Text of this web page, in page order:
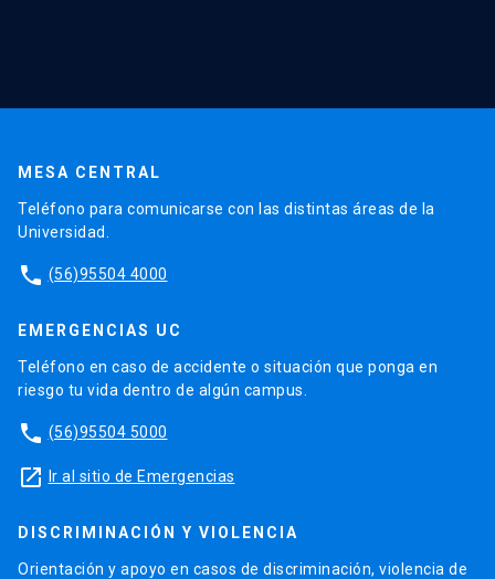
MESA CENTRAL
Teléfono para comunicarse con las distintas áreas de la
Universidad.
phone (56)95504 4000
EMERGENCIAS UC
Teléfono en caso de accidente o situación que ponga en
riesgo tu vida dentro de algún campus.
phone (56)95504 5000
launch Ir al sitio de Emergencias
DISCRIMINACIÓN Y VIOLENCIA
Orientación y apoyo en casos de discriminación, violencia de